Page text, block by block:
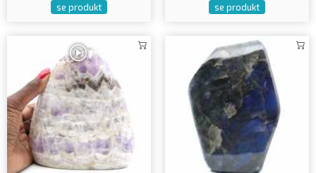
se produkt se produkt